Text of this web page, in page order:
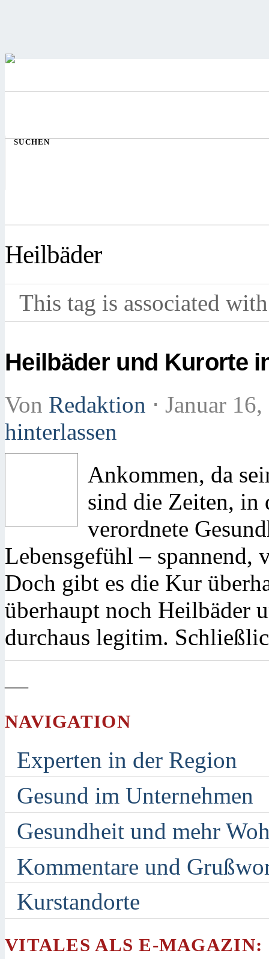
SUCHEN
Heilbäder
This tag is associated
Heilbäder und Kurorte
Von Redaktion ⋅ Januar
hinterlassen
Ankommen, da
sind die Zeiten, in
verordnete
Lebensgefühl – spannend,
Doch gibt es die Kur
überhaupt noch Heilbäder
durchaus legitim.
—
NAVIGATION
Experten in der Region
Gesund im Unternehmen
Gesundheit und mehr
Kommentare und
Kurstandorte
VITALES ALS E-MAGAZIN: